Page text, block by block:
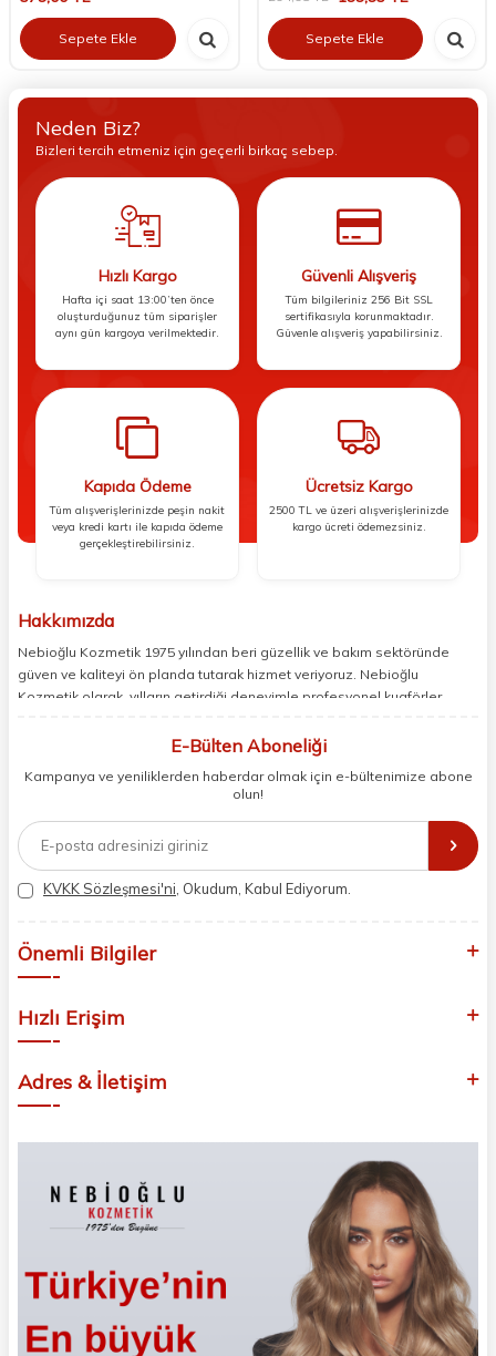
Sepete Ekle Sepete Ekle
Neden Biz?
Bizleri tercih etmeniz için geçerli birkaç sebep.
Hızlı Kargo
Hafta içi saat 13:00’ten önce
oluşturduğunuz tüm siparişler
aynı gün kargoya verilmektedir.
Güvenli Alışveriş
Tüm bilgileriniz 256 Bit SSL
sertifikasıyla korunmaktadır.
Güvenle alışveriş yapabilirsiniz.
Kapıda Ödeme
Tüm alışverişlerinizde peşin nakit
veya kredi kartı ile kapıda ödeme
gerçekleştirebilirsiniz.
Ücretsiz Kargo
2500 TL ve üzeri alışverişlerinizde
kargo ücreti ödemezsiniz.
Hakkımızda
Nebioğlu Kozmetik 1975 yılından beri güzellik ve bakım sektöründe
güven ve kaliteyi ön planda tutarak hizmet veriyoruz. Nebioğlu
Kozmetik olarak, yılların getirdiği deneyimle profesyonel kuaförler,
odaklanıyoruz. Doğal içerikleri bilimsel formüllerle birleştirerek saç ve
ihtiyaçlarını dinleyerek her zaman en iyisini sunmayı hedefliyor,
yeniliyoruz. Güvenilirliğimiz, samimiyetimiz ve kaliteye olan
bağlılığımızla güzellik yolculuğunuzda yanınızdayız.
E-Bülten Aboneliği
Kampanya ve yeniliklerden haberdar olmak için e-bültenimize abone
olun!
KVKK Sözleşmesi'ni , Okudum, Kabul Ediyorum.
Önemli Bilgiler
Hızlı Erişim
Adres & İletişim